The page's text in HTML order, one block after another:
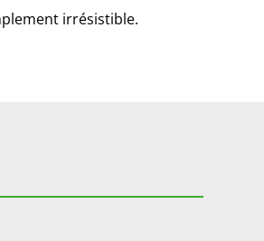
irrésistible.